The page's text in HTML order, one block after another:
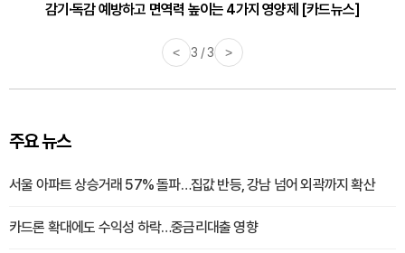
감기·독감 예방하고 면역력 높이는 4가지 영양제 [카드뉴스]
< 3 / 3 >
주요 뉴스
서울 아파트 상승거래 57% 돌파…집값 반등, 강남 넘어 외곽까지 확산
카드론 확대에도 수익성 하락…중금리대출 영향